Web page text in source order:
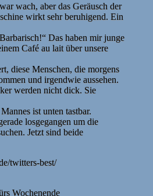
wach, aber das Geräusch der
wirkt sehr beruhigend. Ein
Das haben mir junge
Café au lait über unsere
diese Menschen, die morgens
und irgendwie aussehen.
werden nicht dick. Sie
ist unten tastbar.
losgegangen um die
Jetzt sind beide
twitters-best/
Wochenende